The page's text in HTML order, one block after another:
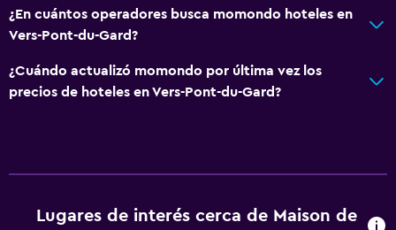
¿En cuántos operadores busca momondo hoteles en
Vers-Pont-du-Gard?
¿Cuándo actualizó momondo por última vez los
precios de hoteles en Vers-Pont-du-Gard?
Lugares de interés cerca de Maison de